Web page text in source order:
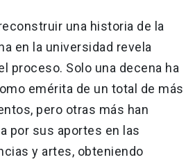
una historia de la
en la universidad revela
proceso. Solo una decena ha
emérita de un total de más
pero otras más han
por sus aportes en las
y artes, obteniendo